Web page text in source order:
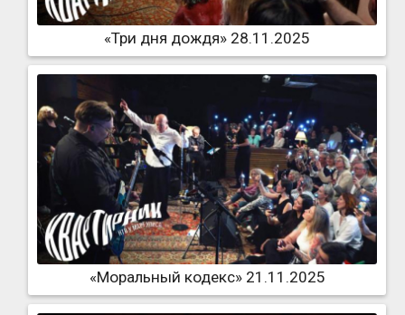
«Три дня дождя» 28.11.2025
«Моральный кодекс» 21.11.2025